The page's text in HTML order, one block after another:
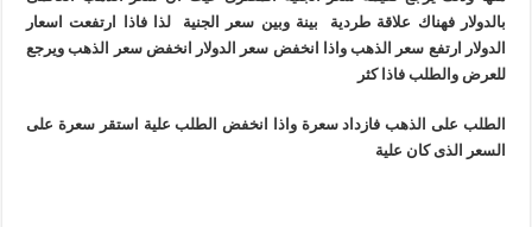
بالدولار فهناك علاقة طردية بينة وبين سعر الجنية لذا فاذا ارتفعت اسعار
الدولار ارتفع سعر الذهب واذا انخفض سعر الدولار انخفض سعر الذهب ويرجع
للعرض والطلب فاذا كثر
الطلب على الذهب فازداد سعرة واذا انخفض الطلب علية استقر سعرة على
السعر الذى كان علية